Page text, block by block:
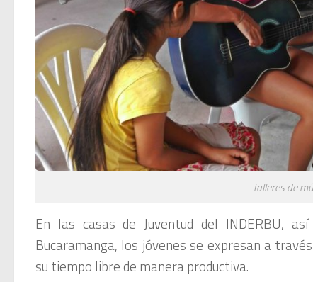
Talleres de
En las casas de Juventud del INDERBU,
Bucaramanga, los jóvenes se expresan a
su tiempo libre de manera productiva.